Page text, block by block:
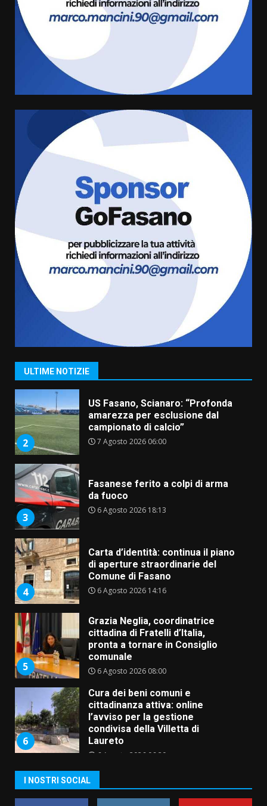
ULTIME NOTIZIE
Carta d’identità: continua il piano
di aperture straordinarie del
Comune di Fasano
cittadina di Fratelli d’Italia,
pronta a tornare in Consiglio
comunale
6 Agosto 2026 08:00
Cura dei beni comuni e
cittadinanza attiva: online
l’avviso per la gestione
condivisa della Villetta di
Laureto
La magia del Minareto e la prima
assoluta de “L’Albergo
Belvedere. Il rapimento”
6 Agosto 2026 06:15
1
“I Contestatori: Musica di
Rivoluzione”: nuovo
appuntamento con “Fasano in
2
US Fasano, Scianaro: “Profonda
amarezza per esclusione dal
campionato di calcio”
7 Agosto 2026 06:00
3
Fasanese ferito a colpi di arma
da fuoco
6 Agosto 2026 18:13
4
Carta d’identità: continua il piano
di aperture straordinarie del
Comune di Fasano
6 Agosto 2026 14:16
5
Grazia Neglia, coordinatrice
cittadina di Fratelli d’Italia,
pronta a tornare in Consiglio
comunale
6 Agosto 2026 08:00
6
Cura dei beni comuni e
cittadinanza attiva: online
l’avviso per la gestione
condivisa della Villetta di
Laureto
6 Agosto 2026 06:20
assoluta de “L’Albergo
Belvedere. Il rapimento”
I NOSTRI SOCIAL